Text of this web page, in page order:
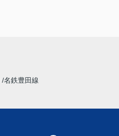
名鉄豊田線